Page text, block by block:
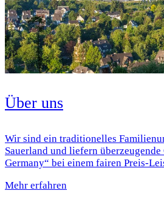
Über uns
Wir sind ein traditionelles
Sauerland und liefern
Germany“ bei einem fairen Preis-
Mehr erfahren